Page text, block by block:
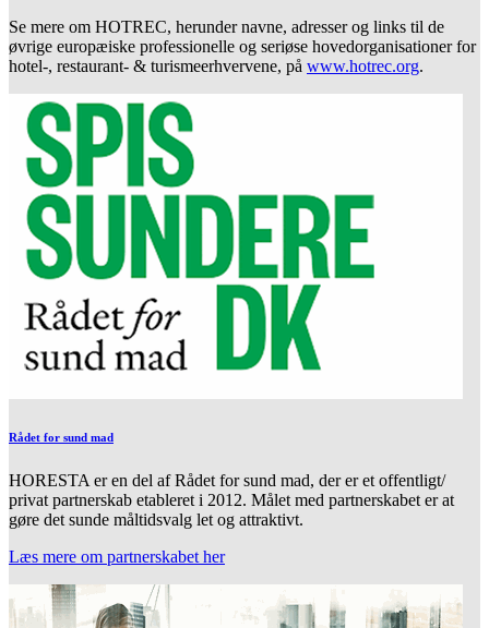
Se mere om HOTREC, herunder navne, adresser og links til de
øvrige europæiske professionelle og seriøse hovedorganisationer for
hotel-, restaurant- & turismeerhvervene, på www.hotrec.org.
Rådet for sund mad
HORESTA er en del af Rådet for sund mad, der er et offentligt/
privat partnerskab etableret i 2012. Målet med partnerskabet er at
gøre det sunde måltidsvalg let og attraktivt.
Læs mere om partnerskabet her